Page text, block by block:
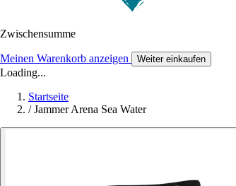
Zwischensumme
Meinen Warenkorb anzeigen Weiter einkaufen
Loading...
Startseite
/ Jammer Arena Sea Water